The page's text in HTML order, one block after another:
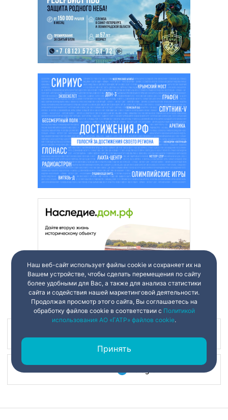
Наш веб-сайт использует файлы cookie и сохраняет их на
Вашем устройстве, чтобы сделать перемещения по сайту
более удобными для Вас, а также для анализа статистики
сайта и содействия нашей маркетинговой деятельности.
Продолжая просмотр этого сайта, Вы соглашаетесь на
обработку файлов cookie в соответствии с Политикой
использования АО «ГАТР» файлов cookie.
Принять